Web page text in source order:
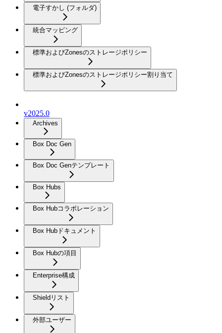
電子すかし (フォルダ)
統合マッピング
標準およびZonesのストレージポリシー
標準およびZonesのストレージポリシー割り当て
v2025.0
Archives
Box Doc Gen
Box Doc Genテンプレート
Box Hubs
Box Hubコラボレーション
Box Hubドキュメント
Box Hubの項目
Enterprise構成
Shieldリスト
外部ユーザー